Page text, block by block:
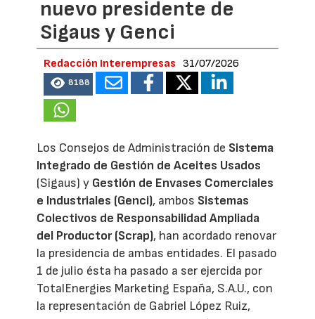
nuevo presidente de
Sigaus y Genci
Redacción Interempresas 31/07/2026
8188
Los Consejos de Administración de Sistema
Integrado de Gestión de Aceites Usados
(Sigaus) y Gestión de Envases Comerciales
e Industriales (Genci), ambos Sistemas
Colectivos de Responsabilidad Ampliada
del Productor (Scrap), han acordado renovar
la presidencia de ambas entidades. El pasado
1 de julio ésta ha pasado a ser ejercida por
TotalEnergies Marketing España, S.A.U., con
la representación de Gabriel López Ruiz,